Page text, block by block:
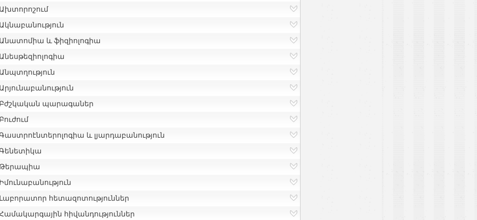
Ախտորոշում
Ակնաբանություն
Անատոմիա և ֆիզիոլոգիա
Անեսթեզիոլոգիա
Անպտղություն
Արյունաբանություն
Բժշկական պարագաներ
Բուժում
և լյարդաբանություն
Թերապիա
Իմունաբանություն
Լաբորատոր հետազոտություններ
հիվանդություններ